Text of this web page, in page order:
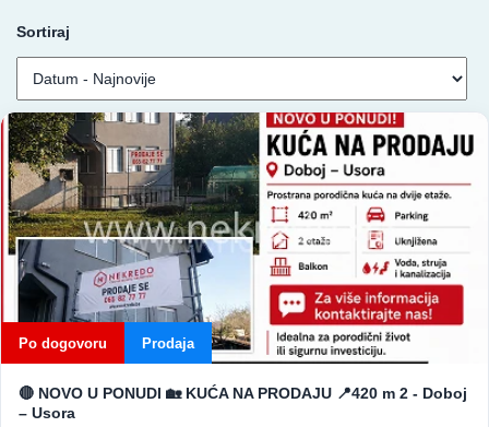
Kuća
|
NEKREDO
Sortiraj
Po dogovoru Prodaja
🔴 NOVO U PONUDI 🏡 KUĆA NA PRODAJU 📍420 m 2 - Doboj
– Usora